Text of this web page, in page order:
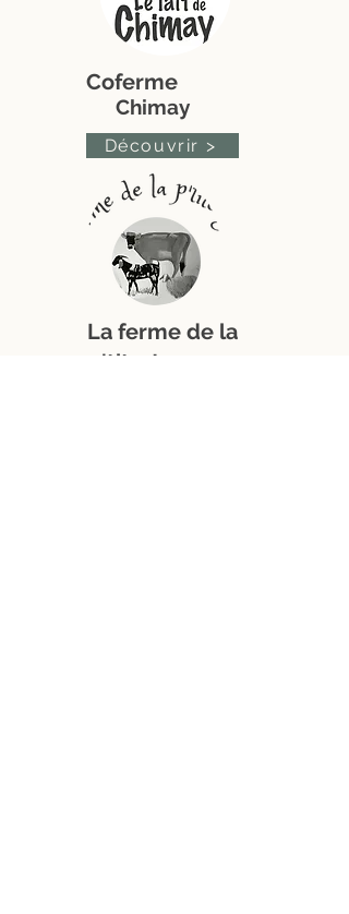
Coferme
Chimay
Découvrir >
La ferme de la
p'tite Jersey